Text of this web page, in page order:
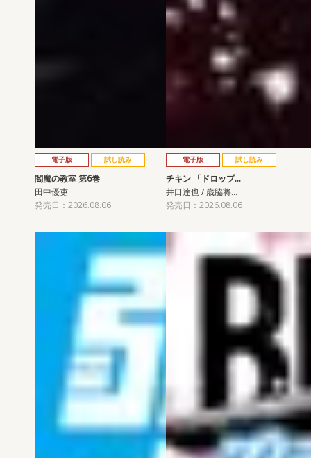
電子版 試し読み
閻魔の教室 第6巻
田中優吏
発売日：2026.08.06
電子版 試し読み
チキン 「ドロップ…
井口達也 / 歳脇将…
発売日：2026.08.06